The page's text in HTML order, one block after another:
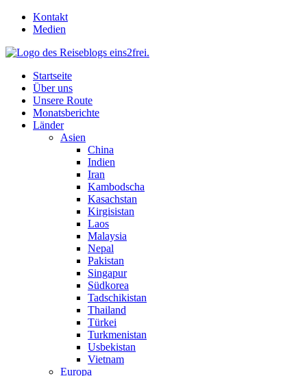
Skip
Kontakt
Medien
Startseite
Über uns
Unsere Route
Monatsberichte
Länder
Asien
China
Indien
Iran
Kambodscha
Kasachstan
Kirgisistan
Laos
Malaysia
Nepal
Pakistan
Singapur
Südkorea
Tadschikistan
Thailand
Türkei
Turkmenistan
Usbekistan
Vietnam
Europa